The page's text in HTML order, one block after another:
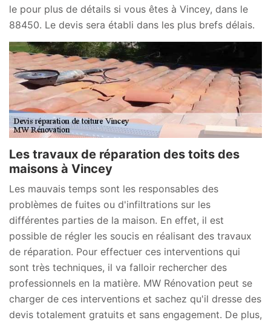
le pour plus de détails si vous êtes à Vincey, dans le
88450. Le devis sera établi dans les plus brefs délais.
Les travaux de réparation des toits des
maisons à Vincey
Les mauvais temps sont les responsables des
problèmes de fuites ou d'infiltrations sur les
différentes parties de la maison. En effet, il est
possible de régler les soucis en réalisant des travaux
de réparation. Pour effectuer ces interventions qui
sont très techniques, il va falloir rechercher des
professionnels en la matière. MW Rénovation peut se
charger de ces interventions et sachez qu'il dresse des
devis totalement gratuits et sans engagement. De plus,